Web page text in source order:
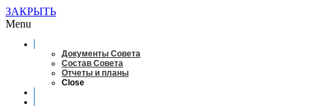
ЗАКРЫТЬ
Menu
Документы Совета
Состав Совета
Отчеты и планы
Close